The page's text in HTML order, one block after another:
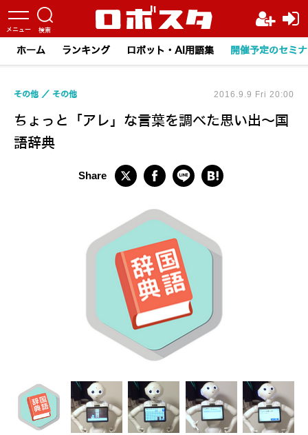
ホーム ランキング ロボット・AI用語集 開催予定のセミ
ちょっと「アレ」な言葉を調べた思い出～国
語辞典
その他 その他 2016.9.9 Fri 20:00